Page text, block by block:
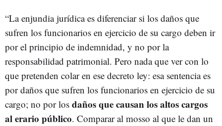
“La enjundia jurídica es diferenciar si los daños que
sufren los funcionarios en ejercicio de su cargo deben ir
por el principio de indemnidad, y no por la
responsabilidad patrimonial. Pero nada que ver con lo
que pretenden colar en ese decreto ley: esa sentencia es
por daños que sufren los funcionarios en ejercicio de su
cargo; no por los daños que causan los altos cargos
al erario público. Comparar al mosso al que le dan un